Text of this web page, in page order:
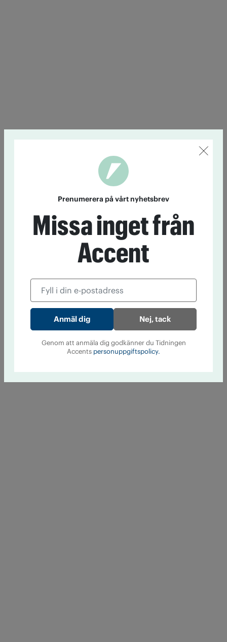
Prenumerera på vårt nyhetsbrev
Missa inget från
Accent
Nej, tack
Genom att anmäla dig godkänner du Tidningen
Accents personuppgiftspolicy.